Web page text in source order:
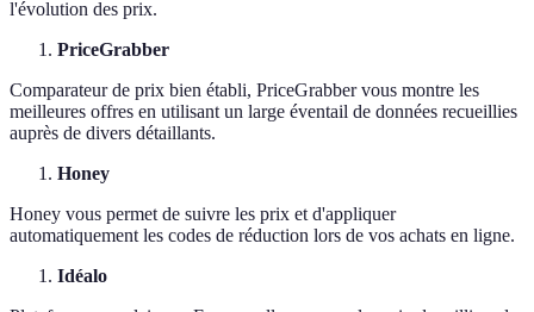
l'évolution des prix.
PriceGrabber
Comparateur de prix bien établi, PriceGrabber vous montre les
meilleures offres en utilisant un large éventail de données recueillies
auprès de divers détaillants.
Honey
Honey vous permet de suivre les prix et d'appliquer
automatiquement les codes de réduction lors de vos achats en ligne.
Idéalo